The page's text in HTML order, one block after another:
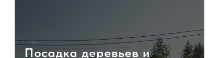
Посадка деревьев и